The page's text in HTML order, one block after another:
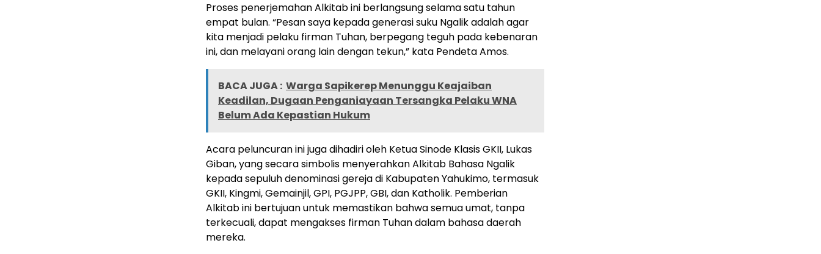
Proses penerjemahan Alkitab ini berlangsung selama satu tahun
empat bulan. “Pesan saya kepada generasi suku Ngalik adalah agar
kita menjadi pelaku firman Tuhan, berpegang teguh pada kebenaran
ini, dan melayani orang lain dengan tekun,” kata Pendeta Amos.
BACA JUGA : Warga Sapikerep Menunggu Keajaiban
Keadilan, Dugaan Penganiayaan Tersangka Pelaku WNA
Belum Ada Kepastian Hukum
Acara peluncuran ini juga dihadiri oleh Ketua Sinode Klasis GKII, Lukas
Giban, yang secara simbolis menyerahkan Alkitab Bahasa Ngalik
kepada sepuluh denominasi gereja di Kabupaten Yahukimo, termasuk
GKII, Kingmi, Gemainjil, GPI, PGJPP, GBI, dan Katholik. Pemberian
Alkitab ini bertujuan untuk memastikan bahwa semua umat, tanpa
terkecuali, dapat mengakses firman Tuhan dalam bahasa daerah
mereka.